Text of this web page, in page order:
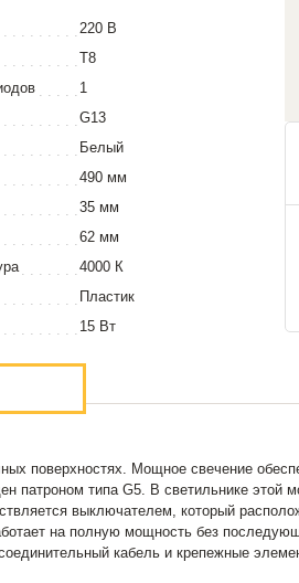
220 В
T8
1
G13
Белый
490 мм
35 мм
62 мм
4000 К
Пластик
15 Вт
поверхностях. Мощное свечение
патроном типа G5. В светильнике
выключателем, который
на полную мощность без
кабель и крепежные